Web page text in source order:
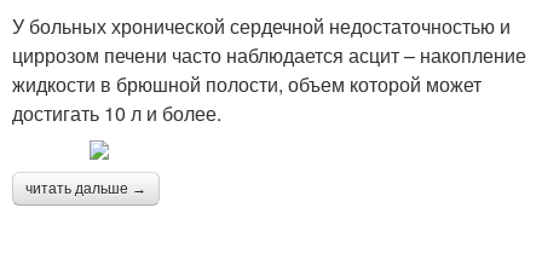
У больных хронической сердечной недостаточностью и
циррозом печени часто наблюдается асцит – накопление
жидкости в брюшной полости, объем которой может
достигать 10 л и более.
читать дальше →